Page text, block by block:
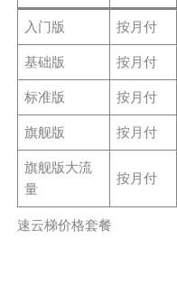
入门版 按月付
基础版 按月付
标准版 按月付
旗舰版 按月付
旗舰版大流
量
按月付
速云梯价格套餐